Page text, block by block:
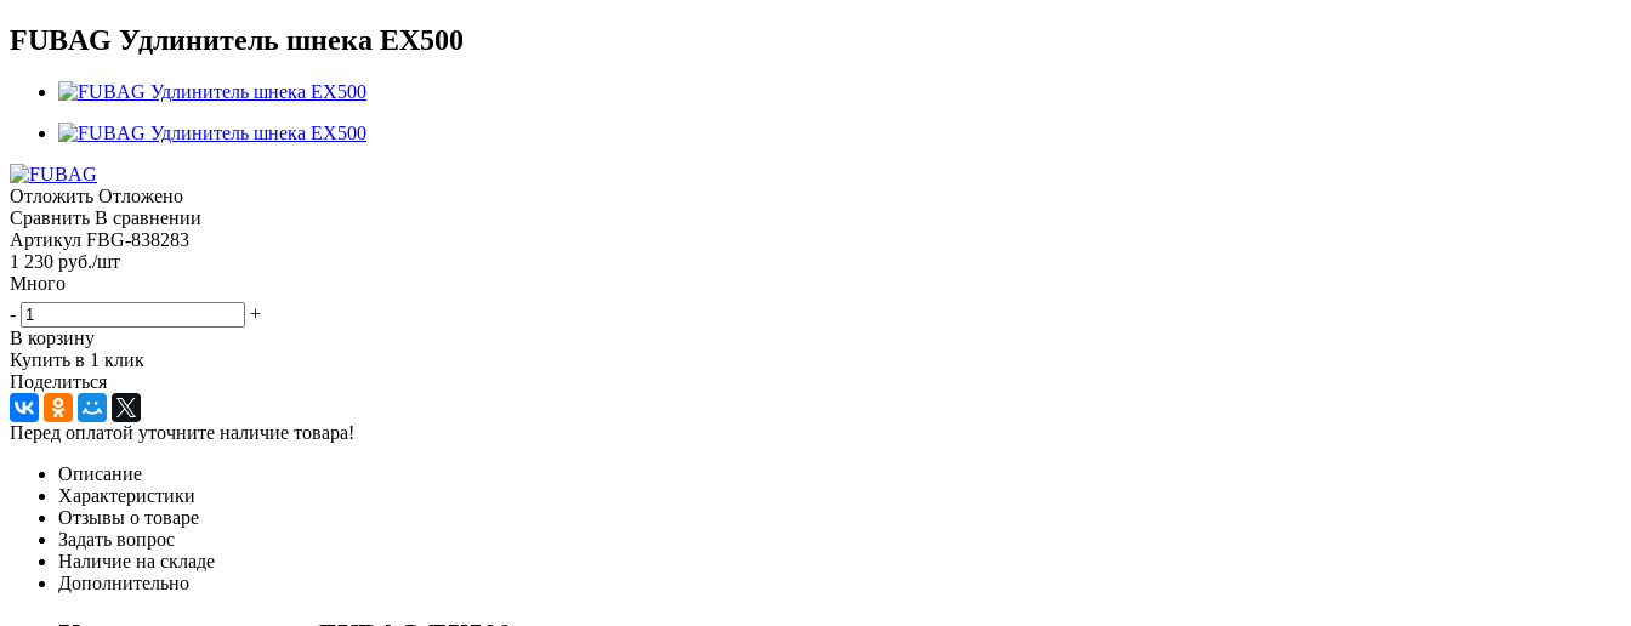
FUBAG Удлинитель шнека EX500
Отложить Отложено
Сравнить В сравнении
Артикул FBG-838283
1 230 руб./шт
Много
-
+
В корзину
Купить в 1 клик
Поделиться
Перед оплатой уточните наличие товара!
Описание
Характеристики
Отзывы о товаре
Задать вопрос
Наличие на складе
Дополнительно